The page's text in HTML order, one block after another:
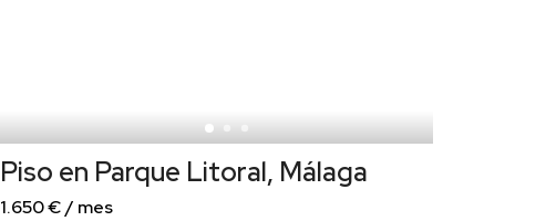
Piso en Parque Litoral, Málaga
1.650 € / mes